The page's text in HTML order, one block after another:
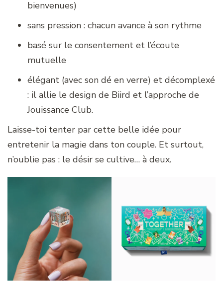
bienvenues)
sans pression : chacun avance à son rythme
basé sur le consentement et l’écoute
mutuelle
élégant (avec son dé en verre) et décomplexé
: il allie le design de Biird et l’approche de
Jouissance Club.
Laisse-toi tenter par cette belle idée pour
entretenir la magie dans ton couple. Et surtout,
n’oublie pas : le désir se cultive… à deux.